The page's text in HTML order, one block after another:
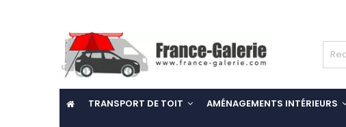
TRANSPORT DE TOIT AMÉNAGEMENTS INTÉRIEURS